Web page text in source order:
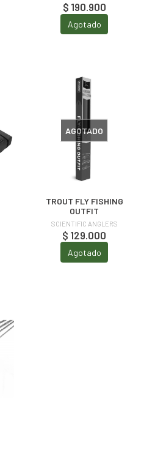
$ 190.900
Agotado
AGOTADO
TROUT FLY FISHING
OUTFIT
SCIENTIFIC ANGLERS
$ 129.000
Agotado